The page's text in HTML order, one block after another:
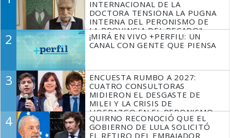
INTERNACIONAL DE LA
DOCTORA TENSIONA LA PUGNA
INTERNA DEL PERONISMO DE
LA PROVINCIA DEL PECADO"
2
¡MIRÁ EN VIVO +PERFIL!: UN
CANAL CON GENTE QUE PIENSA
3
ENCUESTA RUMBO A 2027:
CUATRO CONSULTORAS
MIDIERON EL DESGASTE DE
MILEI Y LA CRISIS DE
LIDERAZGO EN EL PERONISMO
4
QUIRNO RECONOCIÓ QUE EL
GOBIERNO DE LULA SOLICITÓ
EL RETIRO DEL EMBAJADOR